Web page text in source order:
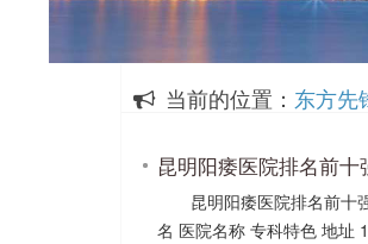
当前的位置： 东方先
昆明阳痿医院排名前
昆明阳痿医院排名前十
名 医院名称 专科特色 地址